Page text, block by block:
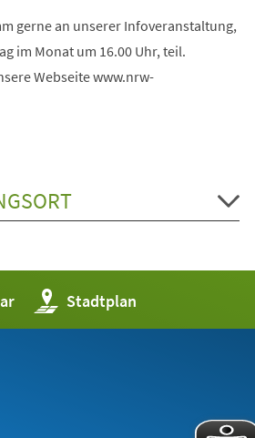
gerne an unserer Infoveranstaltung,
im Monat um 16.00 Uhr, teil.
Webseite www.nrw-
Stadtplan
(Öffnet
in
einem